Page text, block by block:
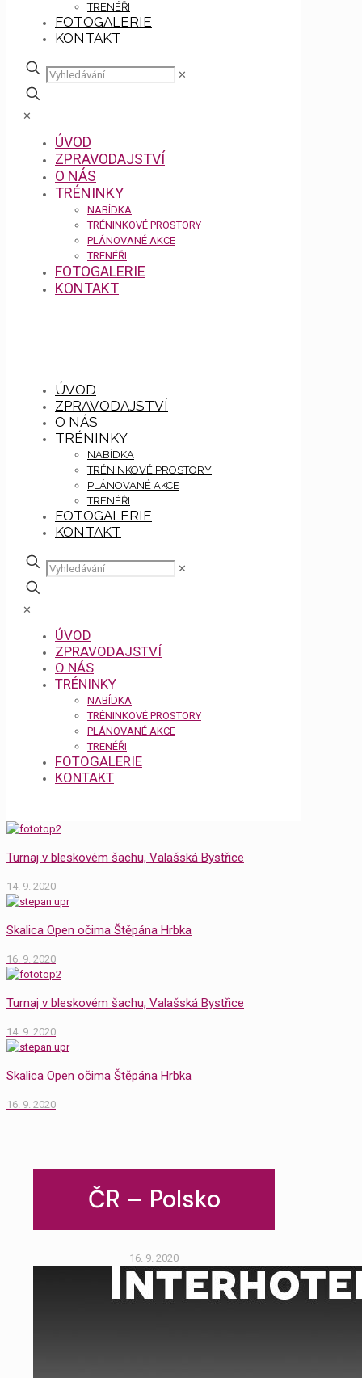
TRENÉŘI
FOTOGALERIE
KONTAKT
✕
✕
ÚVOD
ZPRAVODAJSTVÍ
O NÁS
TRÉNINKY
NABÍDKA
TRÉNINKOVÉ PROSTORY
PLÁNOVANÉ AKCE
TRENÉŘI
FOTOGALERIE
KONTAKT
ÚVOD
ZPRAVODAJSTVÍ
O NÁS
TRÉNINKY
NABÍDKA
TRÉNINKOVÉ PROSTORY
PLÁNOVANÉ AKCE
TRENÉŘI
FOTOGALERIE
KONTAKT
✕
✕
ÚVOD
ZPRAVODAJSTVÍ
O NÁS
TRÉNINKY
NABÍDKA
TRÉNINKOVÉ PROSTORY
PLÁNOVANÉ AKCE
TRENÉŘI
FOTOGALERIE
KONTAKT
Turnaj v bleskovém šachu, Valašská Bystřice
14. 9. 2020
Skalica Open očima Štěpána Hrbka
16. 9. 2020
Turnaj v bleskovém šachu, Valašská Bystřice
14. 9. 2020
Skalica Open očima Štěpána Hrbka
16. 9. 2020
ČR – Polsko
16. 9. 2020